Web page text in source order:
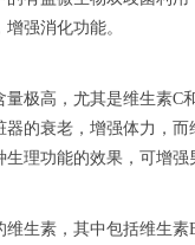
强消化功能。
极高，尤其是维生素C
器的衰老，增强体力，而
理功能的效果，可增强
生素，其中包括维生素